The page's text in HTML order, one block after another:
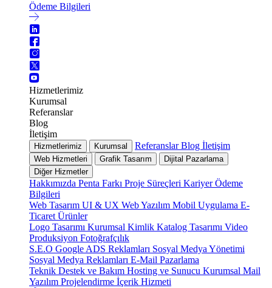
Ödeme Bilgileri
Hizmetlerimiz
Kurumsal
Referanslar
Blog
İletişim
Hizmetlerimiz Kurumsal ReferanslarBlog İletişim
Web Hizmetleri Grafik Tasarım
Dijital Pazarlama
Diğer Hizmetler
Hakkımızda Penta Farkı Proje Süreçleri KariyerÖdeme
Bilgileri
Web Tasarım UI & UX Web Yazılım Mobil Uygulama E-
Ticaret Ürünler
Logo Tasarımı Kurumsal Kimlik Katalog Tasarımı Video
Produksiyon Fotoğrafçılık
S.E.O Google ADS Reklamları Sosyal Medya Yönetimi
Sosyal Medya Reklamları E-Mail Pazarlama
Teknik Destek ve Bakım Hosting ve Sunucu Kurumsal Mail
Yazılım Projelendirme İçerik Hizmeti